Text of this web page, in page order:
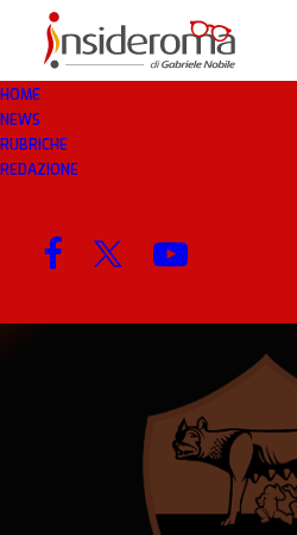
HOME
NEWS
RUBRICHE
REDAZIONE
8 GEN 2019